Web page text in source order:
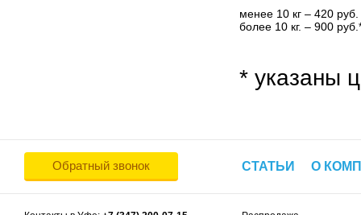
менее 10 кг – 420 руб.
более 10 кг. – 900
* указаны
Обратный звонок СТАТЬИ О